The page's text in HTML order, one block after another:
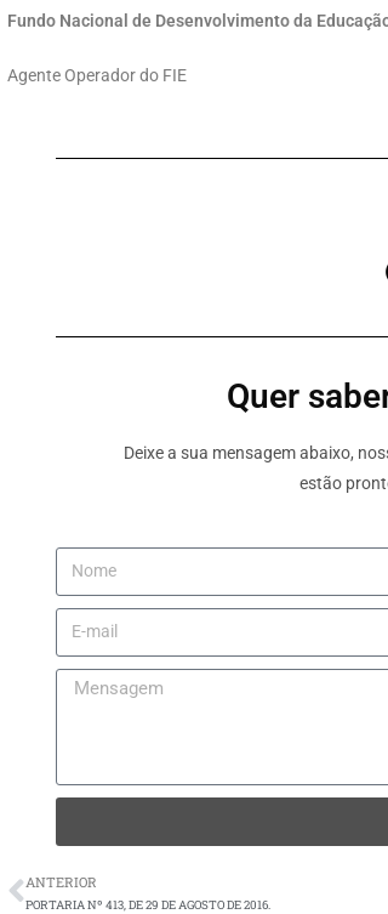
Fundo Nacional de Desenvolvimento da
Agente Operador do FIE
Quer
Deixe a sua mensagem abaixo,
estão
ANTERIOR
PORTARIA Nº 413, DE 29 DE AGOSTO DE 2016.